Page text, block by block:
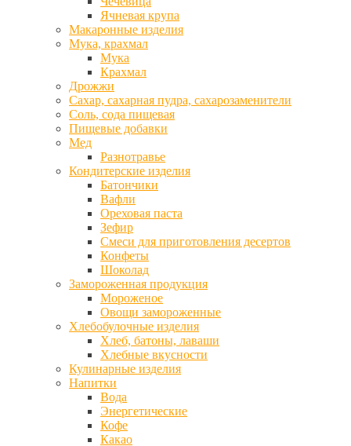
Ячневая крупа
Макаронные изделия
Мука, крахмал
Мука
Крахмал
Дрожжи
Сахар, сахарная пудра, сахарозаменители
Соль, сода пищевая
Пищевые добавки
Мед
Разнотравье
Кондитерские изделия
Батончики
Вафли
Ореховая паста
Зефир
Смеси для приготовления десертов
Конфеты
Шоколад
Замороженная продукция
Мороженое
Овощи замороженные
Хлебобулочные изделия
Хлеб, батоны, лаваши
Хлебные вкусности
Кулинарные изделия
Напитки
Вода
Энергетические
Кофе
Какао